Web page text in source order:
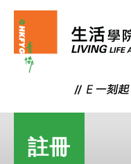
註冊